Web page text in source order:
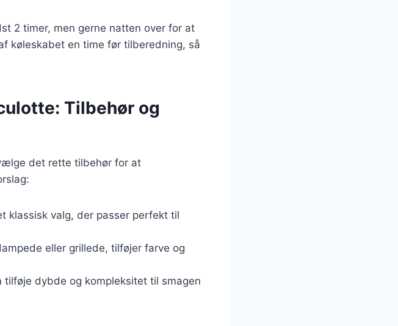
2 timer, men gerne natten over for at
køleskabet en time før tilberedning, så
Tilbehør og
det rette tilbehør for at
klassisk valg, der passer perfekt til
eller grillede, tilføjer farve og
dybde og kompleksitet til smagen